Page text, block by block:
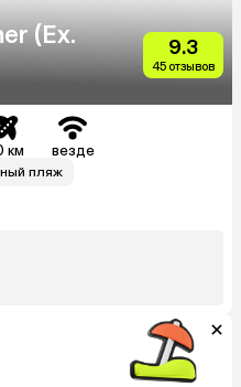
(Ex.
9.3
45 отзывов
км везде
пляж